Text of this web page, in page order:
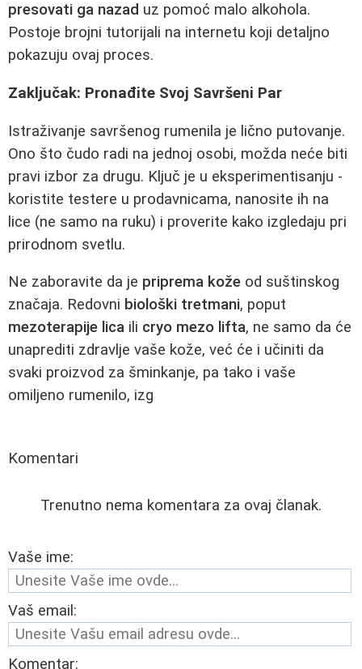
presovati ga nazad uz pomoć malo alkohola.
Postoje brojni tutorijali na internetu koji detaljno
pokazuju ovaj proces.
Zaključak: Pronađite Svoj Savršeni Par
Istraživanje savršenog rumenila je lično putovanje.
Ono što čudo radi na jednoj osobi, možda neće biti
pravi izbor za drugu. Ključ je u eksperimentisanju -
koristite testere u prodavnicama, nanosite ih na
lice (ne samo na ruku) i proverite kako izgledaju pri
prirodnom svetlu.
Ne zaboravite da je priprema kože od suštinskog
značaja. Redovni biološki tretmani, poput
mezoterapije lica ili cryo mezo lifta, ne samo da će
unaprediti zdravlje vaše kože, već će i učiniti da
svaki proizvod za šminkanje, pa tako i vaše
omiljeno rumenilo, izg
Komentari
Trenutno nema komentara za ovaj članak.
Vaše ime:
Vaš email:
Komentar: